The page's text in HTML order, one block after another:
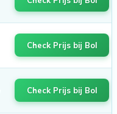
Check Prijs bij Bol
Check Prijs bij Bol